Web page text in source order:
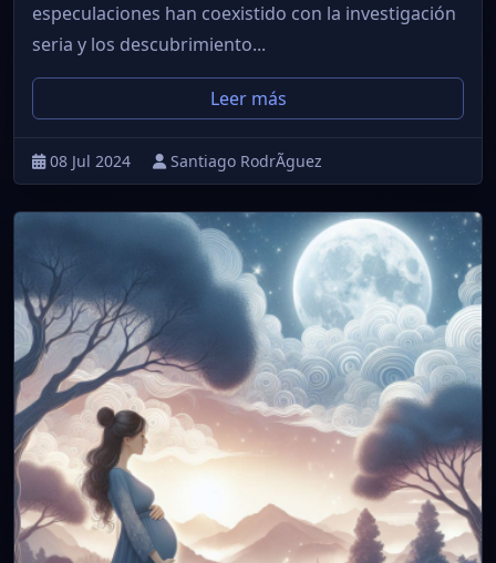
especulaciones han coexistido con la investigación
seria y los descubrimiento...
Leer más
08 Jul 2024 Santiago RodrÃ­guez